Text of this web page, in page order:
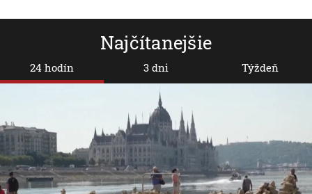
Najčítanejšie
24 hodín 3 dni Týždeň